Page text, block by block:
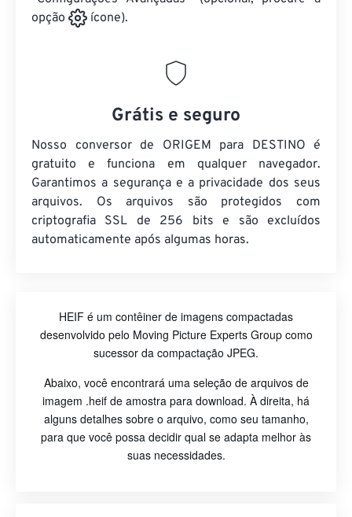
opção
ícone).
Grátis e seguro
Nosso conversor de ORIGEM para DESTINO é
gratuito e funciona em qualquer navegador.
Garantimos a segurança e a privacidade dos seus
arquivos. Os arquivos são protegidos com
criptografia SSL de 256 bits e são excluídos
automaticamente após algumas horas.
HEIF é um contêiner de imagens compactadas
desenvolvido pelo Moving Picture Experts Group como
sucessor da compactação JPEG.
Abaixo, você encontrará uma seleção de arquivos de
imagem .heif de amostra para download. À direita, há
alguns detalhes sobre o arquivo, como seu tamanho,
para que você possa decidir qual se adapta melhor às
suas necessidades.